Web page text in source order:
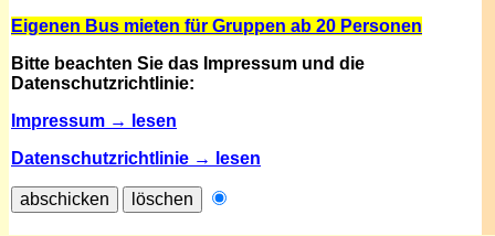
Eigenen Bus mieten für Gruppen ab 20 Personen
Bitte beachten Sie das Impressum und die
Datenschutzrichtlinie:
Impressum → lesen
Datenschutzrichtlinie → lesen